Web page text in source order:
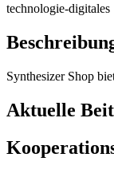
technologie-digitales
Synthesizer Shop
Aktuelle